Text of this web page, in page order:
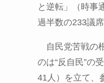
と逆転」（時事
過半数の233議
自民党苦戦の
のは“反自民”の
41 人）を立て、